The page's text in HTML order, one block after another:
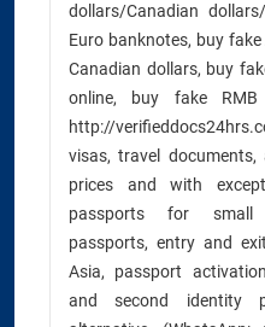
dollars/Canadian
Euro banknotes, buy
Canadian dollars, buy
online, buy fake RMB
http://
visas, travel
prices and with
passports for small
passports, entry and
Asia, passport
and second identity